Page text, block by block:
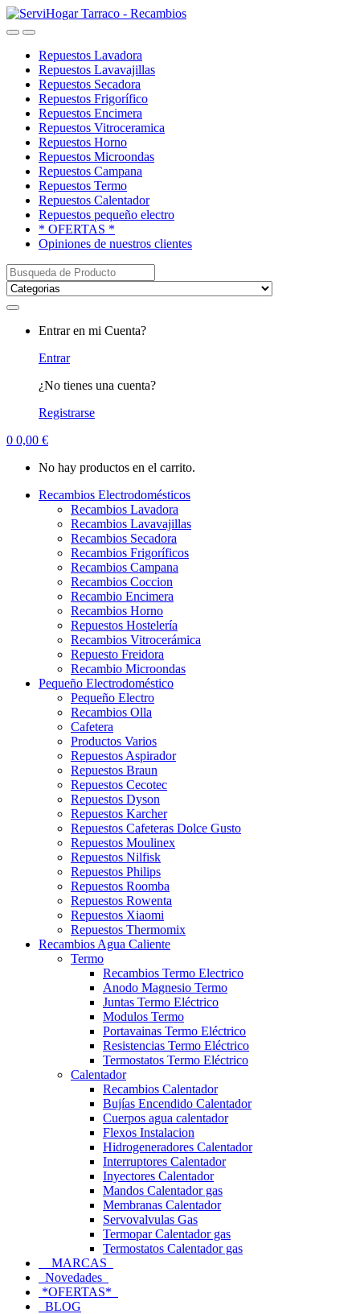
Saltar
a
saltar
al
OpenClose
Repuestos Lavadora
Repuestos Lavavajillas
Repuestos Secadora
Repuestos Frigorífico
Repuestos Encimera
Repuestos Vitroceramica
Repuestos Horno
Repuestos Microondas
Repuestos Campana
Repuestos Termo
Repuestos Calentador
Repuestos pequeño electro
* OFERTAS *
Opiniones de nuestros clientes
Buscar:
Entrar en mi Cuenta?
Entrar
¿No tienes una cuenta?
Registrarse
0 0,00 €
No hay productos en el carrito.
Recambios Electrodomésticos
Recambios Lavadora
Recambios Lavavajillas
Recambios Secadora
Recambios Frigoríficos
Recambios Campana
Recambios Coccion
Recambio Encimera
Recambios Horno
Repuestos Hostelería
Recambios Vitrocerámica
Repuesto Freidora
Recambio Microondas
Pequeño Electrodoméstico
Pequeño Electro
Recambios Olla
Cafetera
Productos Varios
Repuestos Aspirador
Repuestos Braun
Repuestos Cecotec
Repuestos Dyson
Repuestos Karcher
Repuestos Cafeteras Dolce Gusto
Repuestos Moulinex
Repuestos Nilfisk
Repuestos Philips
Repuestos Roomba
Repuestos Rowenta
Repuestos Xiaomi
Repuestos Thermomix
Recambios Agua Caliente
Termo
Recambios Termo Electrico
Anodo Magnesio Termo
Juntas Termo Eléctrico
Modulos Termo
Portavainas Termo Eléctrico
Resistencias Termo Eléctrico
Termostatos Termo Eléctrico
Calentador
Recambios Calentador
Bujías Encendido Calentador
Cuerpos agua calentador
Flexos Instalacion
Hidrogeneradores Calentador
Interruptores Calentador
Inyectores Calentador
Mandos Calentador gas
Membranas Calentador
Servovalvulas Gas
Termopar Calentador gas
Termostatos Calentador gas
MARCAS
Novedades
*OFERTAS*
BLOG